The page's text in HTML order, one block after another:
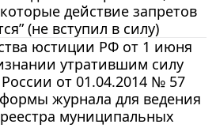
действие запретов
(не вступил в силу)
юстиции РФ от 1 июня
утратившим силу
от 01.04.2014 № 57
журнала для ведения
муниципальных